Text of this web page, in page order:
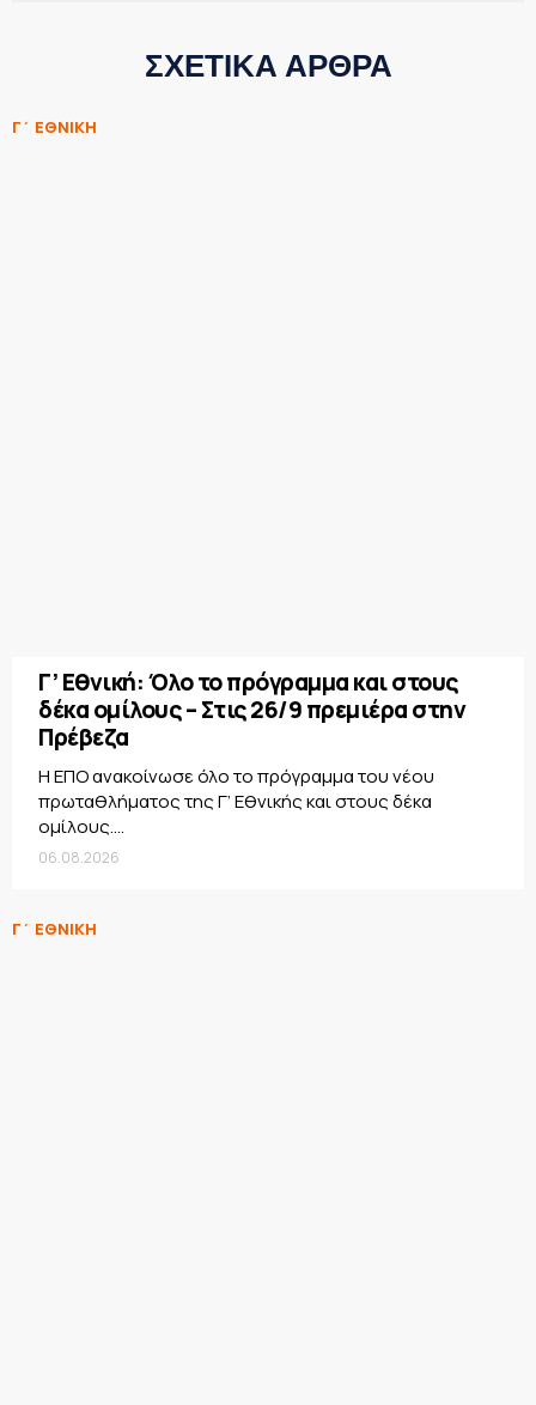
ΣΧΕΤΙΚΑ ΑΡΘΡΑ
Γ΄ ΕΘΝΙΚΗ
Γ’ Εθνική: Όλο το πρόγραμμα και στους
δέκα ομίλους – Στις 26/9 πρεμιέρα στην
Πρέβεζα
Η ΕΠΟ ανακοίνωσε όλο το πρόγραμμα του νέου
πρωταθλήματος της Γ’ Εθνικής και στους δέκα
ομίλους....
06.08.2026
Γ΄ ΕΘΝΙΚΗ